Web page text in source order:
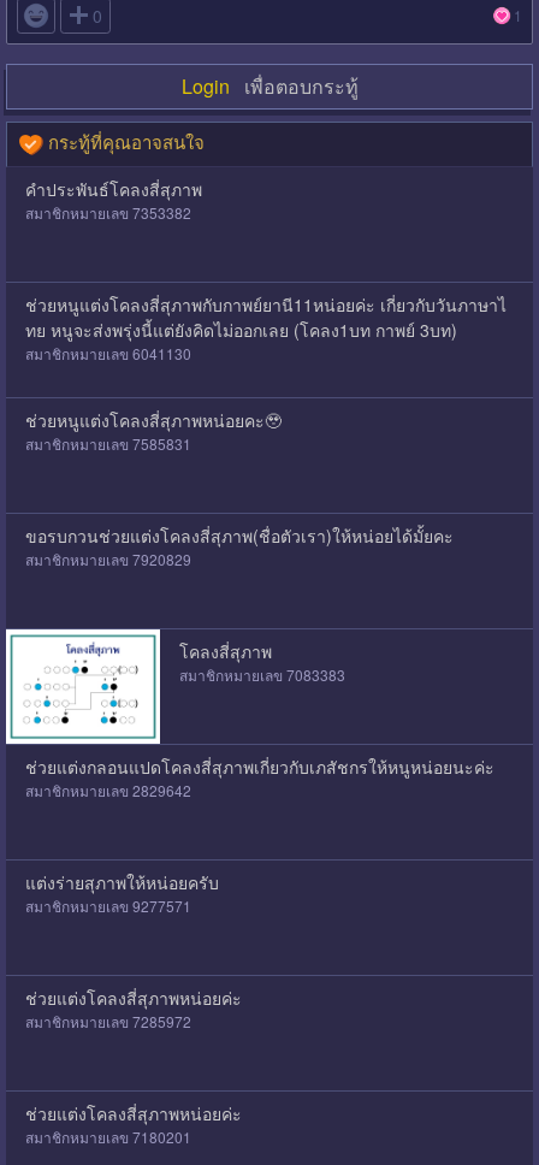
 0 1
Login เพื่อตอบกระทู้
กระทู้ที่คุณอาจสนใจ
คำประพันธ์โคลงสี่สุภาพ
สมาชิกหมายเลข 7353382
ช่วยหนูแต่งโคลงสี่สุภาพกับกาพย์ยานี11หน่อยค่ะ เกี่ยวกับวันภาษาไ
ทย หนูจะส่งพรุ่งนี้แต่ยังคิดไม่ออกเลย (โคลง1บท กาพย์ 3บท)
สมาชิกหมายเลข 6041130
ช่วยหนูแต่งโคลงสี่สุภาพหน่อยคะ🥹
สมาชิกหมายเลข 7585831
ขอรบกวนช่วยแต่งโคลงสี่สุภาพ(ชื่อตัวเรา)ให้หน่อยได้มั้ยคะ
สมาชิกหมายเลข 7920829
โคลงสี่สุภาพ
สมาชิกหมายเลข 7083383
ช่วยแต่งกลอนแปดโคลงสี่สุภาพเกี่ยวกับเภสัชกรให้หนูหน่อยนะค่ะ
สมาชิกหมายเลข 2829642
แต่งร่ายสุภาพให้หน่อยครับ
สมาชิกหมายเลข 9277571
ช่วยแต่งโคลงสี่สุภาพหน่อยค่ะ
สมาชิกหมายเลข 7285972
ช่วยแต่งโคลงสี่สุภาพหน่อยค่ะ
สมาชิกหมายเลข 7180201